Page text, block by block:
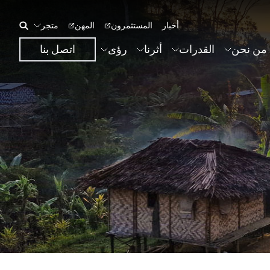
أخبار المستثمرون المهن متجر
من نحن القدرات أثرنا رؤى اتصل بنا